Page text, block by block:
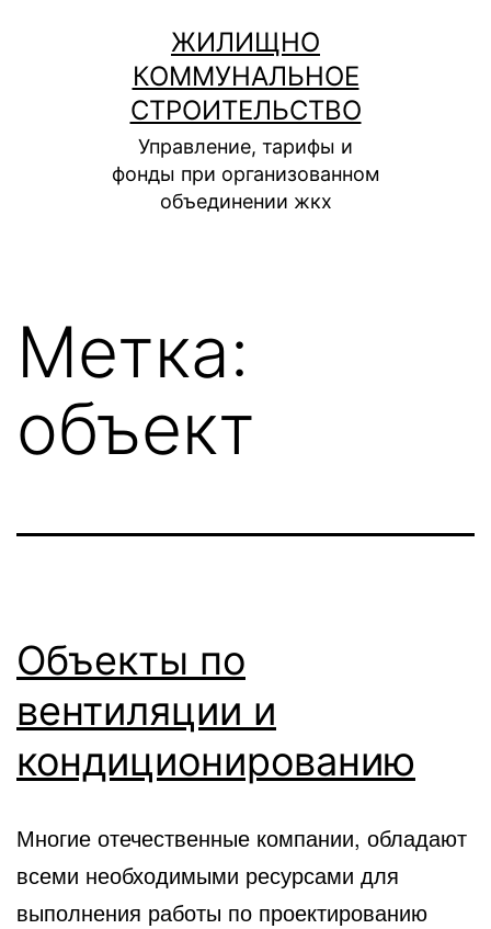
содержимому
ЖИЛИЩНО
КОММУНАЛЬНОЕ
СТРОИТЕЛЬСТВО
Управление, тарифы и
фонды при организованном
объединении жкх
Метка:
объект
Объекты по
вентиляции и
кондиционированию
Многие отечественные компании, обладают
всеми необходимыми ресурсами для
выполнения работы по проектированию